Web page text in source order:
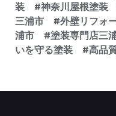
装 #神奈川屋根塗装
三浦市 #外壁リフォ
浦市 #塗装専門店三
いを守る塗装 #高品